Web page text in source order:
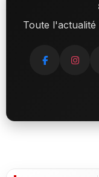
Toute